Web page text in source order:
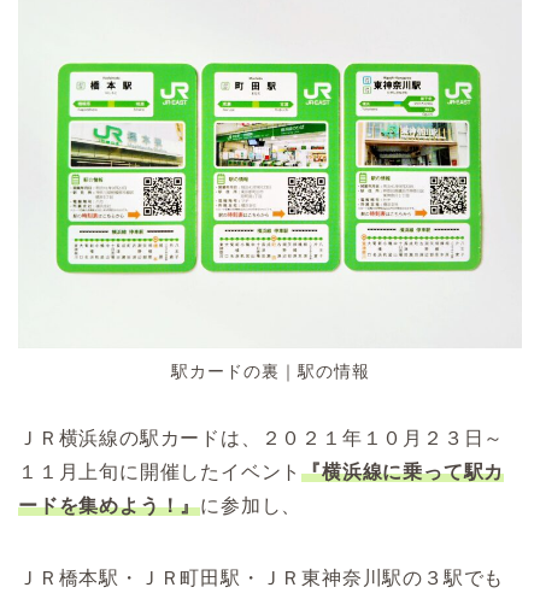
駅カードの裏｜駅の情報
ＪＲ横浜線の駅カードは、２０２１年１０月２３日～
１１月上旬に開催したイベント『横浜線に乗って駅カ
ードを集めよう！』に参加し、
ＪＲ橋本駅・ＪＲ町田駅・ＪＲ東神奈川駅の３駅でも